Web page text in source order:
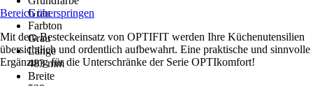
Grau
Farbton
Grau
Länge
483 mm
Breite
Bereich überspringen
Mit dem Besteckeinsatz von OPTIFIT werden Ihre Küchenutensilien
übersichtlich und ordentlich aufbewahrt. Eine praktische und sinnvolle
Ergänzung für die Unterschränke der Serie OPTIkomfort!